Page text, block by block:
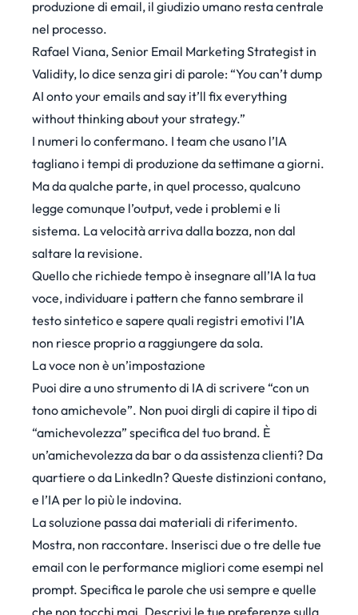
produzione di email, il giudizio umano resta centrale
nel processo.
Rafael Viana, Senior Email Marketing Strategist in
Validity, lo dice senza giri di parole: “You can’t dump
AI onto your emails and say it’ll fix everything
without thinking about your strategy.”
I numeri lo confermano. I team che usano l’IA
tagliano i tempi di produzione da settimane a giorni.
Ma da qualche parte, in quel processo, qualcuno
legge comunque l’output, vede i problemi e li
sistema. La velocità arriva dalla bozza, non dal
saltare la revisione.
Quello che richiede tempo è insegnare all’IA la tua
voce, individuare i pattern che fanno sembrare il
testo sintetico e sapere quali registri emotivi l’IA
non riesce proprio a raggiungere da sola.
La voce non è un’impostazione
Puoi dire a uno strumento di IA di scrivere “con un
tono amichevole”. Non puoi dirgli di capire il tipo di
“amichevolezza” specifica del tuo brand. È
un’amichevolezza da bar o da assistenza clienti? Da
quartiere o da LinkedIn? Queste distinzioni contano,
e l’IA per lo più le indovina.
La soluzione passa dai materiali di riferimento.
Mostra, non raccontare. Inserisci due o tre delle tue
email con le performance migliori come esempi nel
prompt. Specifica le parole che usi sempre e quelle
che non tocchi mai. Descrivi le tue preferenze sulla